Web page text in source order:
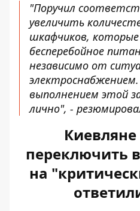
"Поручил
увеличить
шкафчиков,
бесперебойное
независимо от
выполнением этой
лично", -
переключить
на